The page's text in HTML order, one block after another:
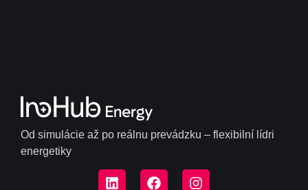
Od simulácie až po reálnu prevádzku – flexibilní lídri
energetiky